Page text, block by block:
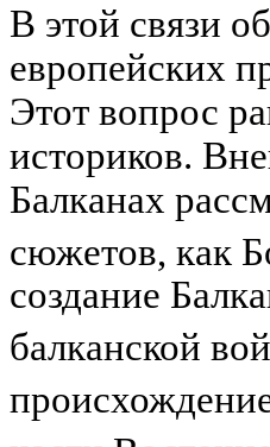
В этой связи
европейских
Этот вопрос
историков.
Балканах
сюжетов, как
создание
балканской